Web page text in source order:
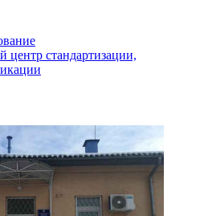
стандартизации,